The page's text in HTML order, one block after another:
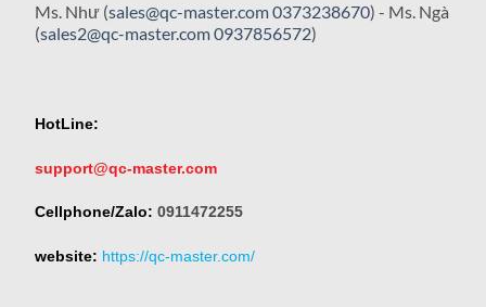
Ms. Như (sales@qc-master.com0373238670) - Ms. Ngà
(sales2@qc-master.com0937856572)
HotLine:
support@qc-master.com
Cellphone/Zalo: 0911472255
website: https://qc-master.com/